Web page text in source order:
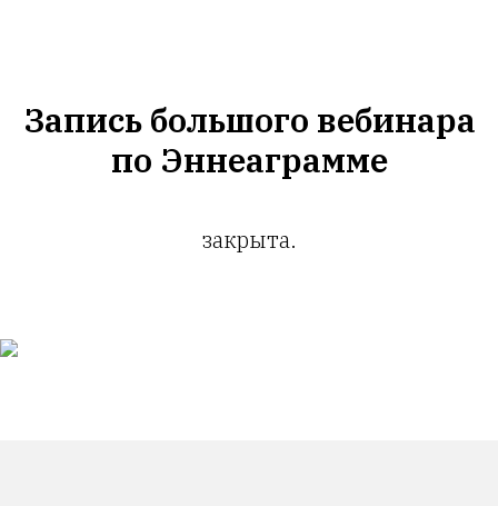
Запись большого вебинара
по Эннеаграмме
закрыта.